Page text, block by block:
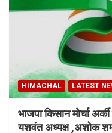
HIMACHAL LATEST
भाजपा किसान मोर्चा
यशवंत अध्यक्ष ,अशोक